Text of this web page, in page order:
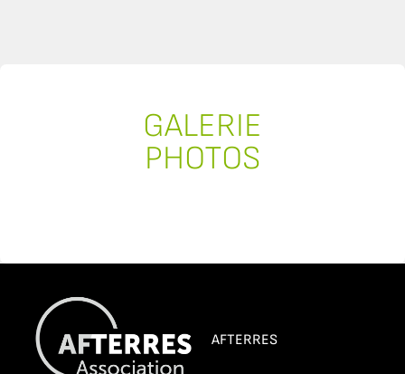
GALERIE
PHOTOS
AFTERRES